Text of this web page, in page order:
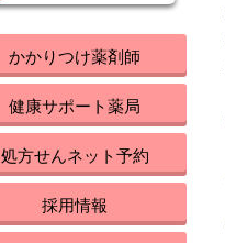
かかりつけ薬剤師
健康サポート薬局
処方せんネット予約
採用情報